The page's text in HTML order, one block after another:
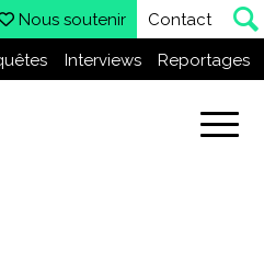
Nous soutenir Contact
Interviews Reportages